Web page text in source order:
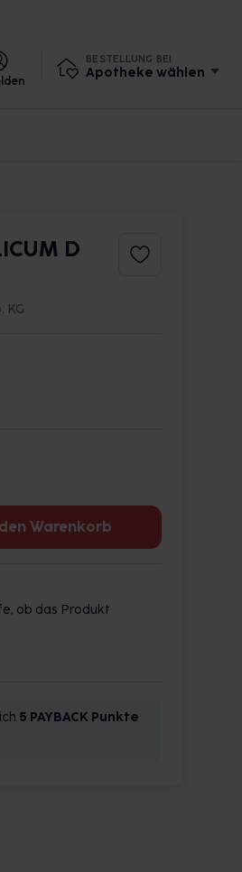
BESTELLUNG BEI
Apotheke wählen
D
KG
Warenkorb
ob das Produkt
5 PAYBACK Punkte